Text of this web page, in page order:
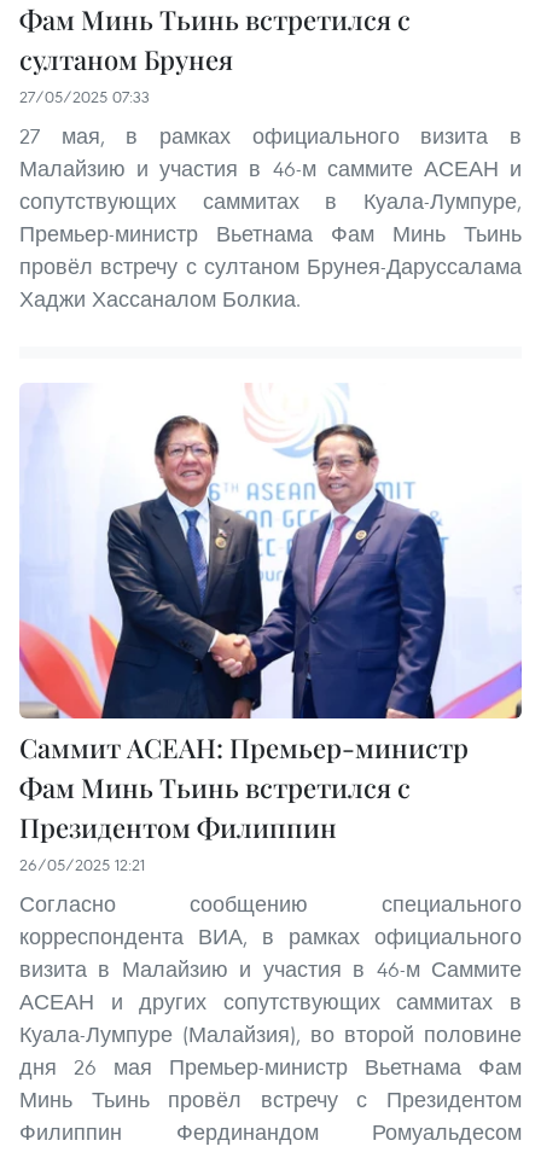
Фам Минь Тьинь встретился с
султаном Брунея
27/05/2025 07:33
27 мая, в рамках официального визита в
Малайзию и участия в 46-м саммите АСЕАН и
сопутствующих саммитах в Куала-Лумпуре,
Премьер-министр Вьетнама Фам Минь Тьинь
провёл встречу с султаном Брунея-Даруссалама
Хаджи Хассаналом Болкиа.
Саммит АСЕАН: Премьер-министр
Фам Минь Тьинь встретился с
Президентом Филиппин
26/05/2025 12:21
Согласно сообщению специального
корреспондента ВИА, в рамках официального
визита в Малайзию и участия в 46-м Саммите
АСЕАН и других сопутствующих саммитах в
Куала-Лумпуре (Малайзия), во второй половине
дня 26 мая Премьер-министр Вьетнама Фам
Минь Тьинь провёл встречу с Президентом
Филиппин Фердинандом Ромуальдесом